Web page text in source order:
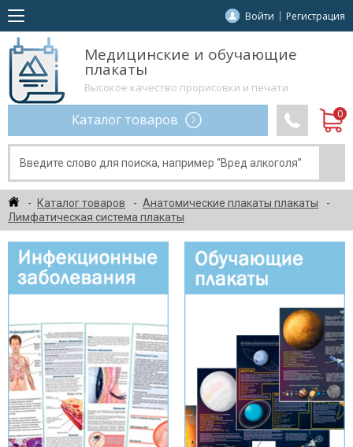
Войти Регистрация
Медицинские и обучающие
плакаты
Высокое качество прорисовки и печати
Каталог товаров
Каталог товаров
Анатомические плакаты плакаты
Лимфатическая система плакаты